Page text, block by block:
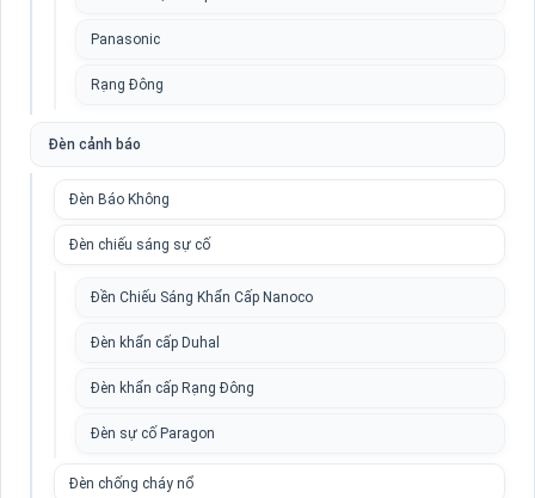
Panasonic
Rạng Đông
Đèn cảnh báo
Đèn Báo Không
Đèn chiếu sáng sự cố
Đền Chiếu Sáng Khẩn Cấp Nanoco
Đèn khẩn cấp Duhal
Đèn khẩn cấp Rạng Đông
Đèn sự cố Paragon
Đèn chống cháy nổ